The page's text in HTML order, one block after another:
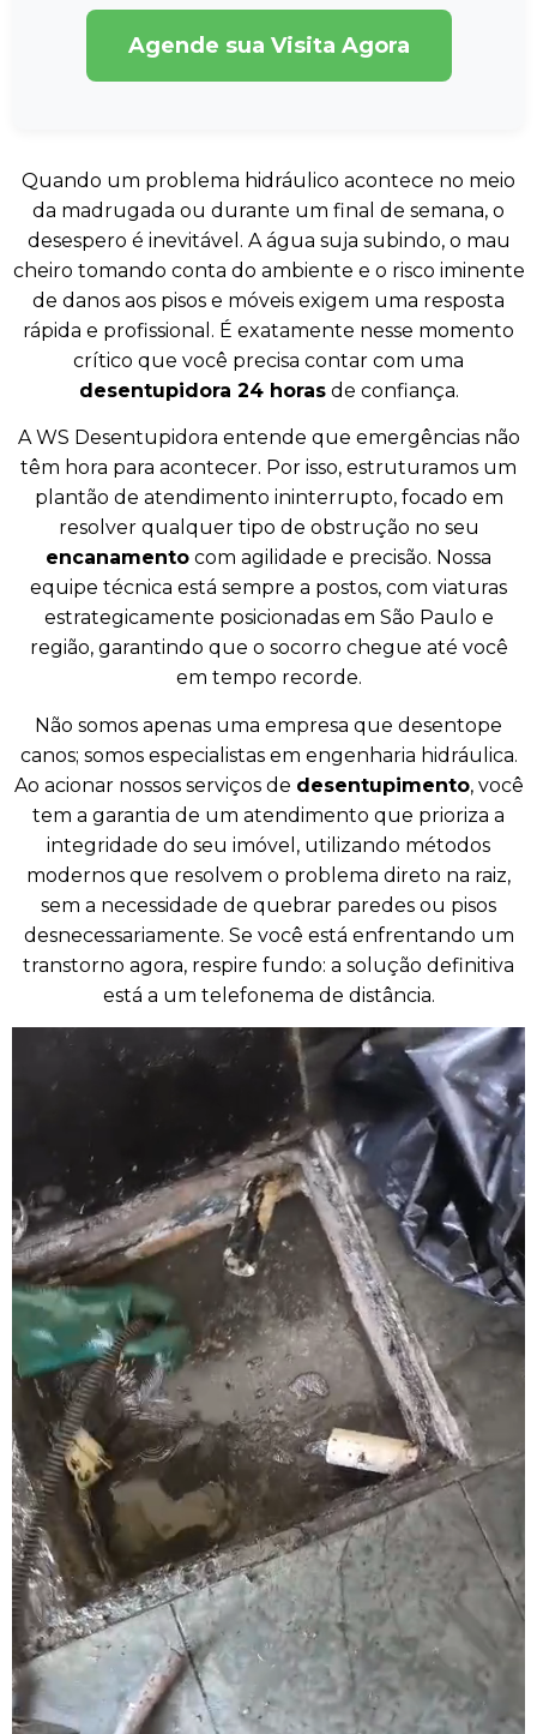
Agende sua Visita Agora
Quando um problema hidráulico acontece no meio
da madrugada ou durante um final de semana, o
desespero é inevitável. A água suja subindo, o mau
cheiro tomando conta do ambiente e o risco iminente
de danos aos pisos e móveis exigem uma resposta
rápida e profissional. É exatamente nesse momento
crítico que você precisa contar com uma
desentupidora 24 horasde confiança.
A WS Desentupidora entende que emergências não
têm hora para acontecer. Por isso, estruturamos um
plantão de atendimento ininterrupto, focado em
resolver qualquer tipo de obstrução no seu
encanamento com agilidade e precisão. Nossa
equipe técnica está sempre a postos, com viaturas
estrategicamente posicionadas em São Paulo e
região, garantindo que o socorro chegue até você
em tempo recorde.
Não somos apenas uma empresa que desentope
canos; somos especialistas em engenharia hidráulica.
Ao acionar nossos serviços de desentupimento, você
tem a garantia de um atendimento que prioriza a
integridade do seu imóvel, utilizando métodos
modernos que resolvem o problema direto na raiz,
sem a necessidade de quebrar paredes ou pisos
desnecessariamente. Se você está enfrentando um
transtorno agora, respire fundo: a solução definitiva
está a um telefonema de distância.